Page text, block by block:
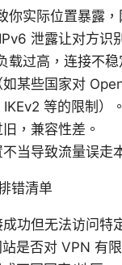
你实际位置暴露，
泄露让对方识
载过高，连接不稳
某些国家对
等的限制）。
，兼容性差。
当导致流量误走
错清单
功但无法访问特
是否对 VPN 有